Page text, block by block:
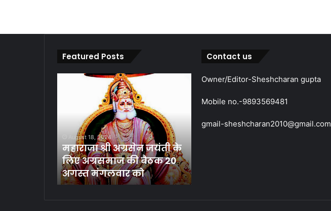
Featured Posts
अग्रसमाज
की
बैठक
20
अगस्त
August 18, 2024
महाराजा श्री अग्रसेन जयंती के
लिए अग्रसमाज की बैठक 20
अगस्त मंगलवार को
Contact us
Owner/Editor-Sheshcharan gupta
Mobile no.-9893569481
gmail-sheshcharan2010@gmail.com